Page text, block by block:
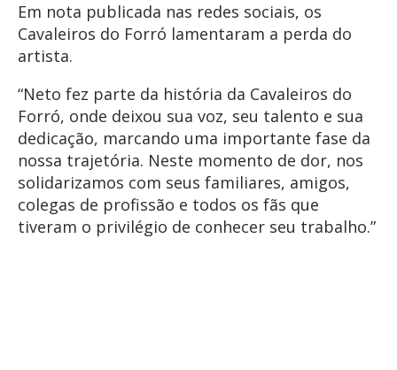
Em nota publicada nas redes sociais, os
Cavaleiros do Forró lamentaram a perda do
artista.
“Neto fez parte da história da Cavaleiros do
Forró, onde deixou sua voz, seu talento e sua
dedicação, marcando uma importante fase da
nossa trajetória. Neste momento de dor, nos
solidarizamos com seus familiares, amigos,
colegas de profissão e todos os fãs que
tiveram o privilégio de conhecer seu trabalho.”